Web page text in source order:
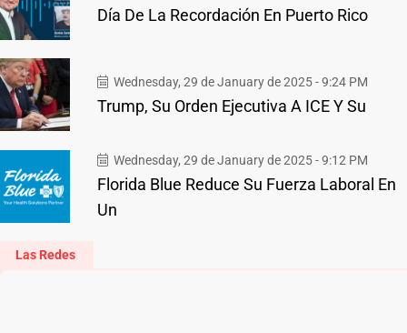
Día De La Recordación En Puerto Rico
Wednesday, 29 de January de 2025 - 9:24 PM
Trump, Su Orden Ejecutiva A ICE Y Su
Wednesday, 29 de January de 2025 - 9:12 PM
Florida Blue Reduce Su Fuerza Laboral En
Un
Las Redes